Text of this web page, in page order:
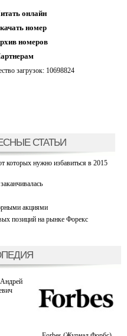
онлайн
номер
номеров
загрузок: 10698824
СТАТЬИ
которых нужно избавиться в 2015
акциями
позиций на рынке Форекс